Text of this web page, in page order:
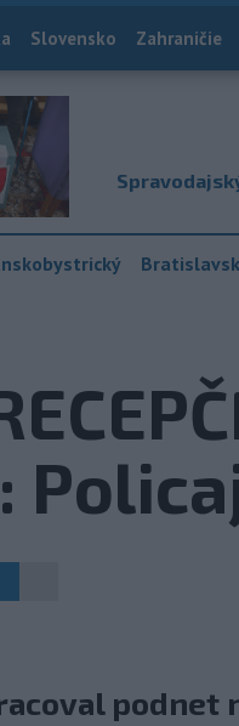
Slovensko Zahraničie
podnet